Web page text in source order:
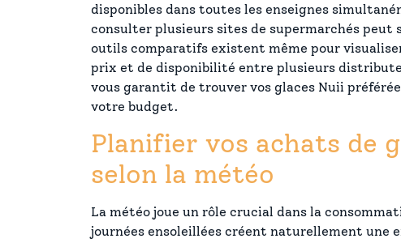
disponibles dans toutes les enseignes
consulter plusieurs sites de supermarchés peut
outils comparatifs existent même pour
prix et de disponibilité entre plusieurs
vous garantit de trouver vos glaces Nuii
votre budget.
Planifier vos achats de
selon la météo
La météo joue un rôle crucial dans la
journées ensoleillées créent naturellement une